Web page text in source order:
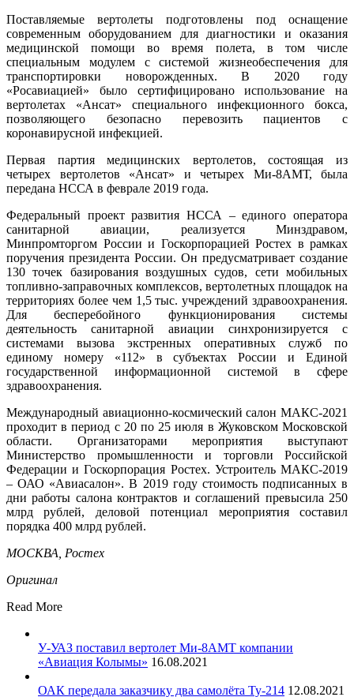
Поставляемые вертолеты подготовлены под оснащение
современным оборудованием для диагностики и оказания
медицинской помощи во время полета, в том числе
специальным модулем с системой жизнеобеспечения для
транспортировки новорожденных. В 2020 году
«Росавиацией» было сертифицировано использование на
вертолетах «Ансат» специального инфекционного бокса,
позволяющего безопасно перевозить пациентов с
коронавирусной инфекцией.
Первая партия медицинских вертолетов, состоящая из
четырех вертолетов «Ансат» и четырех Ми-8АМТ, была
передана НССА в феврале 2019 года.
Федеральный проект развития НССА – единого оператора
санитарной авиации, реализуется Минздравом,
Минпромторгом России и Госкорпорацией Ростех в рамках
поручения президента России. Он предусматривает создание
130 точек базирования воздушных судов, сети мобильных
топливно-заправочных комплексов, вертолетных площадок на
территориях более чем 1,5 тыс. учреждений здравоохранения.
Для бесперебойного функционирования системы
деятельность санитарной авиации синхронизируется с
системами вызова экстренных оперативных служб по
единому номеру «112» в субъектах России и Единой
государственной информационной системой в сфере
здравоохранения.
Международный авиационно-космический салон МАКС-2021
проходит в период с 20 по 25 июля в Жуковском Московской
области. Организаторами мероприятия выступают
Министерство промышленности и торговли Российской
Федерации и Госкорпорация Ростех. Устроитель МАКС-2019
– ОАО «Авиасалон». В 2019 году стоимость подписанных в
дни работы салона контрактов и соглашений превысила 250
млрд рублей, деловой потенциал мероприятия составил
порядка 400 млрд рублей.
МОСКВА, Ростех
Оригинал
Read More
У-УАЗ поставил вертолет Ми-8АМТ компании
«Авиация Колымы» 16.08.2021
ОАК передала заказчику два самолёта Ту-214 12.08.2021